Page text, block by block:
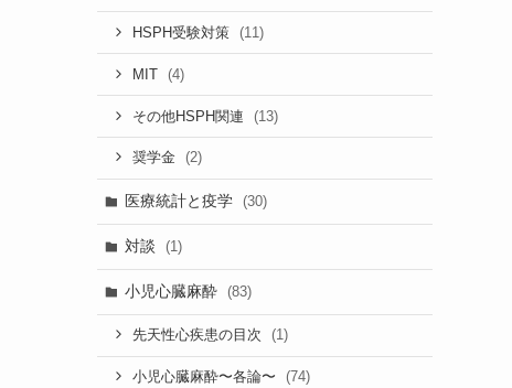
HSPH受験対策 (11)
MIT (4)
その他HSPH関連 (13)
奨学金 (2)
医療統計と疫学 (30)
対談 (1)
小児心臓麻酔 (83)
先天性心疾患の目次 (1)
小児心臓麻酔〜各論〜 (74)